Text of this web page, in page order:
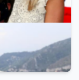
personne
a eu bien du
Une
l’amitié
et pleine